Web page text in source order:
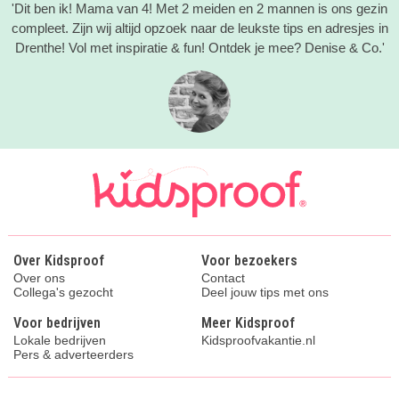
'Dit ben ik! Mama van 4! Met 2 meiden en 2 mannen is ons gezin
compleet. Zijn wij altijd opzoek naar de leukste tips en adresjes in
Drenthe! Vol met inspiratie & fun! Ontdek je mee? Denise & Co.'
Over Kidsproof
Over ons
Collega's gezocht
Voor bezoekers
Contact
Deel jouw tips met ons
Voor bedrijven
Lokale bedrijven
Pers & adverteerders
Meer Kidsproof
Kidsproofvakantie.nl